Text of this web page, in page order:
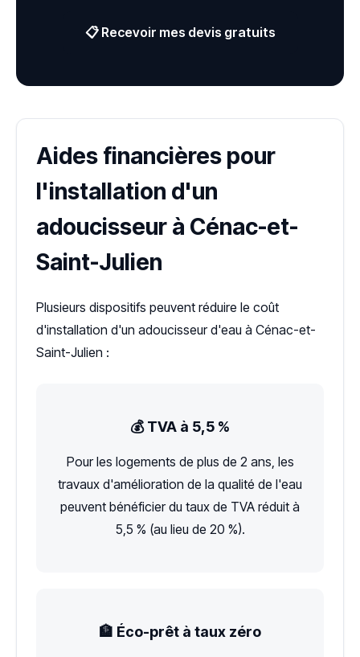
📋 Recevoir mes devis gratuits
Aides financières pour
l'installation d'un
adoucisseur à Cénac-et-
Saint-Julien
Plusieurs dispositifs peuvent réduire le coût
d'installation d'un adoucisseur d'eau à Cénac-et-
Saint-Julien :
💰 TVA à 5,5 %
Pour les logements de plus de 2 ans, les
travaux d'amélioration de la qualité de l'eau
peuvent bénéficier du taux de TVA réduit à
5,5 % (au lieu de 20 %).
🏦 Éco-prêt à taux zéro